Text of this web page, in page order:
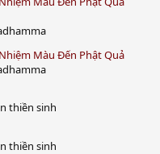
Màu Đến Phật Quả
thiền sinh
thiền sinh